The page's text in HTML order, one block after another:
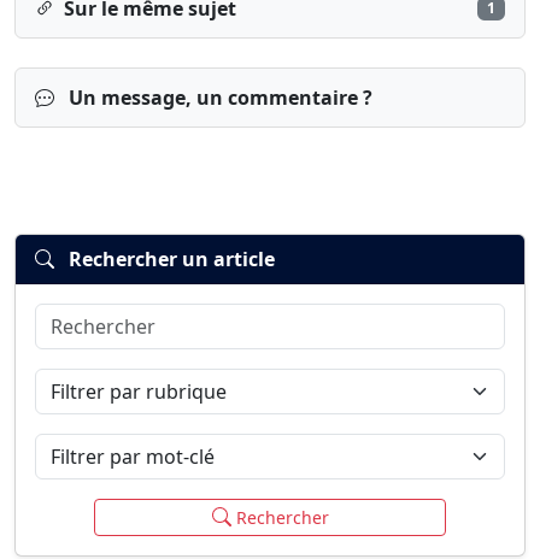
Sur le même sujet 1
Un message, un commentaire ?
Connexion
Rechercher un article
Rechercher
Filtrer par rubrique
Filtrer par mot-clé
Rechercher